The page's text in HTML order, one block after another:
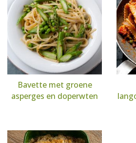
Bavette met groene
asperges en doperwten